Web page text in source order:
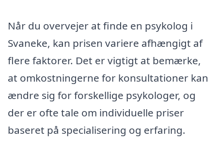
Når du overvejer at finde en psykolog i
Svaneke, kan prisen variere afhængigt af
flere faktorer. Det er vigtigt at bemærke,
at omkostningerne for konsultationer kan
ændre sig for forskellige psykologer, og
der er ofte tale om individuelle priser
baseret på specialisering og erfaring.